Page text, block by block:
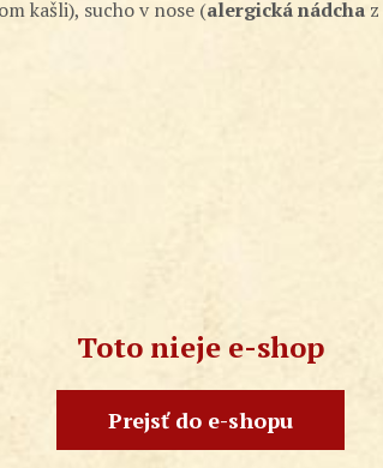
kašli), sucho v nose (alergická nádchaz
Toto nieje e-shop
Prejsť do e-shopu